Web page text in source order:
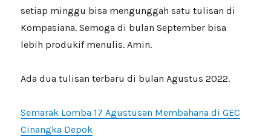
setiap minggu bisa mengunggah satu tulisan di
Kompasiana. Semoga di bulan September bisa
lebih produkif menulis. Amin.
Ada dua tulisan terbaru di bulan Agustus 2022.
Semarak Lomba 17 Agustusan Membahana di GEC
Cinangka Depok